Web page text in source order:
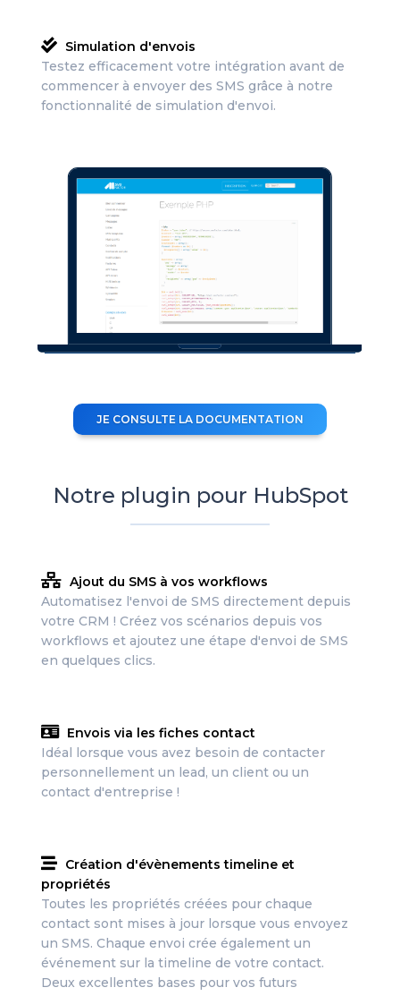
Simulation d'envois
Testez efficacement votre intégration avant de
commencer à envoyer des SMS grâce à notre
fonctionnalité de simulation d'envoi.
JE CONSULTE LA DOCUMENTATION
Notre plugin pour HubSpot
Ajout du SMS à vos workflows
Automatisez l'envoi de SMS directement depuis
votre CRM ! Créez vos scénarios depuis vos
workflows et ajoutez une étape d'envoi de SMS
en quelques clics.
Envois via les fiches contact
Idéal lorsque vous avez besoin de contacter
personnellement un lead, un client ou un
contact d'entreprise !
Création d'évènements timeline et
propriétés
Toutes les propriétés créées pour chaque
contact sont mises à jour lorsque vous envoyez
un SMS. Chaque envoi crée également un
événement sur la timeline de votre contact.
Deux excellentes bases pour vos futurs